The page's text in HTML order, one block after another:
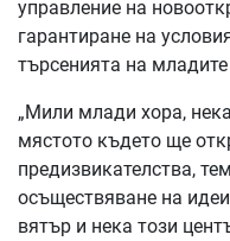
управление на
гарантиране на
търсенията на
„Мили млади хора,
мястото където ще
предизвикателства,
осъществяване на
вятър и нека този